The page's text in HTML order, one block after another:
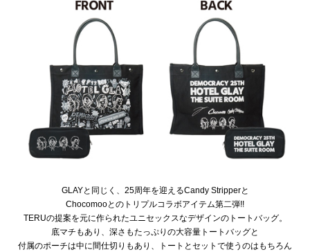
GLAYと同じく、25周年を迎えるCandy Stripperと
Chocomooとのトリプルコラボアイテム第二弾!!
TERUの提案を元に作られたユニセックスなデザインのトートバッグ。
底マチもあり、深さもたっぷりの大容量トートバッグと
付属のポーチは中に間仕切りもあり、トートとセットで使うのはもちろん